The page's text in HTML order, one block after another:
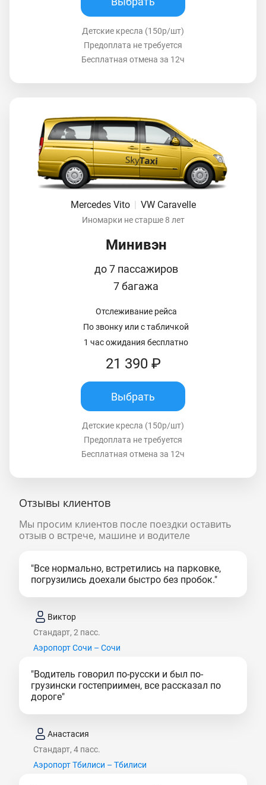
Детские кресла (150р/шт)
Предоплата не требуется
Бесплатная отмена за 12ч
Mercedes Vito VW Caravelle
Иномарки не старше 8 лет
Минивэн
до 7 пассажиров
7 багажа
Отслеживание рейса
По звонку или с табличкой
1 час ожидания бесплатно
21 390 ₽
Выбрать
Детские кресла (150р/шт)
Предоплата не требуется
Бесплатная отмена за 12ч
Отзывы клиентов
Мы просим клиентов после поездки оставить
отзыв о встрече, машине и водителе
"Все нормально, встретились на парковке,
погрузились доехали быстро без пробок."
Виктор
Стандарт, 2 пасс.
Аэропорт Сочи – Сочи
"Водитель говорил по-русски и был по-
грузински гостеприимен, все рассказал по
дороге"
Анастасия
Стандарт, 4 пасс.
Аэропорт Тбилиси – Тбилиси